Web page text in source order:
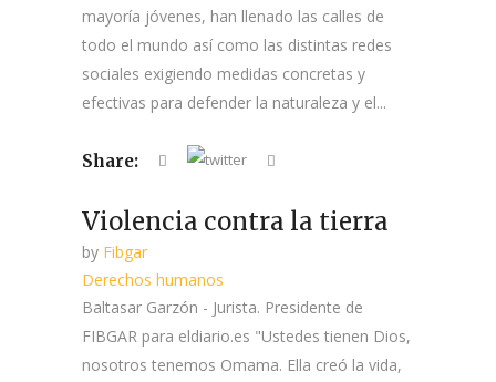
mayoría jóvenes, han llenado las calles de
todo el mundo así como las distintas redes
sociales exigiendo medidas concretas y
efectivas para defender la naturaleza y el...
Share:
Violencia contra la tierra
by Fibgar
Derechos humanos
Baltasar Garzón - Jurista. Presidente de
FIBGAR para eldiario.es "Ustedes tienen Dios,
nosotros tenemos Omama. Ella creó la vida,